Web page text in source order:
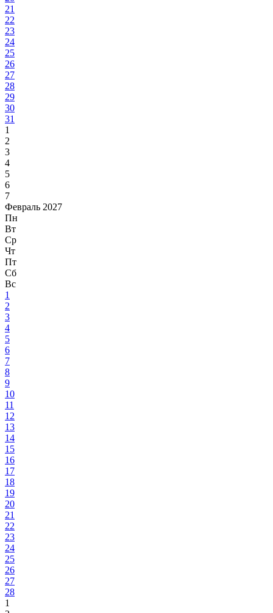
21
22
23
24
25
26
27
28
29
30
31
1
2
3
4
5
6
7
Февраль 2027
Пн
Вт
Ср
Чт
Пт
Сб
Вс
1
2
3
4
5
6
7
8
9
10
11
12
13
14
15
16
17
18
19
20
21
22
23
24
25
26
27
28
1